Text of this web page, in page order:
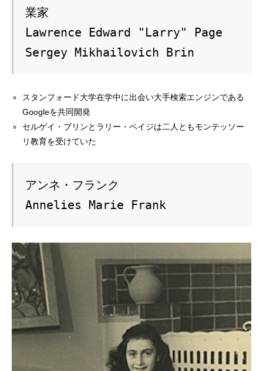
業家
Lawrence Edward "Larry" Page
Sergey Mikhailovich Brin
スタンフォード大学在学中に出会い大手検索エンジンである
Googleを共同開発
セルゲイ・ブリンとラリー・ペイジは二人ともモンテッソー
リ教育を受けていた
アンネ・フランク
Annelies Marie Frank